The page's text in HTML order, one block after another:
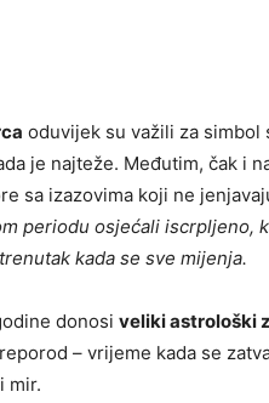
oduvijek su važili za
je najteže. Međutim, čak i
sa izazovima koji ne
periodu osjećali iscrpljeno,
kada se sve mijenja.
donosi veliki astrološki
– vrijeme kada se
mir.